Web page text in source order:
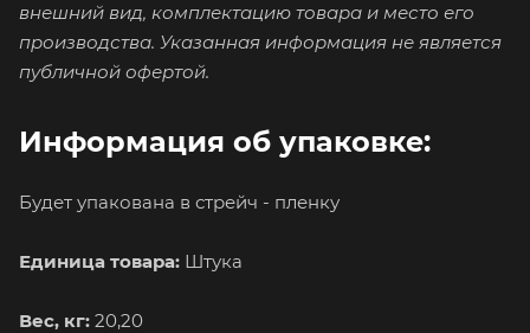
внешний вид, комплектацию товара и место его
производства. Указанная информация не является
публичной офертой.
Информация об упаковке:
Будет упакована в стрейч - пленку
Единица товара: Штука
Вес, кг: 20,20